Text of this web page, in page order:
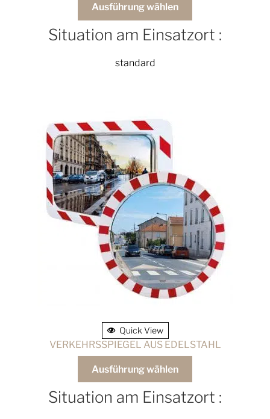
Ausführung wählen
Situation am Einsatzort :
standard
Quick View
VERKEHRSSPIEGEL AUS EDELSTAHL
Ausführung wählen
Situation am Einsatzort :